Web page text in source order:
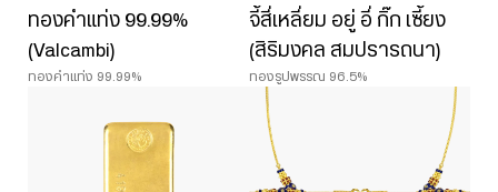
ทองคำแท่ง 99.99%
(Valcambi)
ทองคำแท่ง 99.99%
จี้สี่เหลี่ยม อยู่ อี่ กิ๊ก เซี้ยง
(สิริมงคล สมปรารถนา)
ทองรูปพรรณ 96.5%